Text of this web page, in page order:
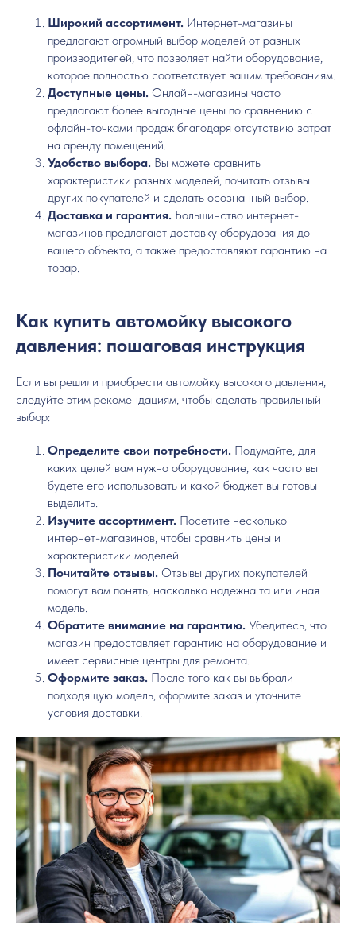
Широкий ассортимент. Интернет-магазины
предлагают огромный выбор моделей от разных
производителей, что позволяет найти оборудование,
которое полностью соответствует вашим требованиям.
Доступные цены. Онлайн-магазины часто
предлагают более выгодные цены по сравнению с
офлайн-точками продаж благодаря отсутствию затрат
на аренду помещений.
Удобство выбора. Вы можете сравнить
характеристики разных моделей, почитать отзывы
других покупателей и сделать осознанный выбор.
Доставка и гарантия. Большинство интернет-
магазинов предлагают доставку оборудования до
вашего объекта, а также предоставляют гарантию на
товар.
Как купить автомойку высокого
давления: пошаговая инструкция
Если вы решили приобрести автомойку высокого давления,
следуйте этим рекомендациям, чтобы сделать правильный
выбор:
Определите свои потребности. Подумайте, для
каких целей вам нужно оборудование, как часто вы
будете его использовать и какой бюджет вы готовы
выделить.
Изучите ассортимент. Посетите несколько
интернет-магазинов, чтобы сравнить цены и
характеристики моделей.
Почитайте отзывы. Отзывы других покупателей
помогут вам понять, насколько надежна та или иная
модель.
Обратите внимание на гарантию. Убедитесь, что
магазин предоставляет гарантию на оборудование и
имеет сервисные центры для ремонта.
Оформите заказ. После того как вы выбрали
подходящую модель, оформите заказ и уточните
условия доставки.